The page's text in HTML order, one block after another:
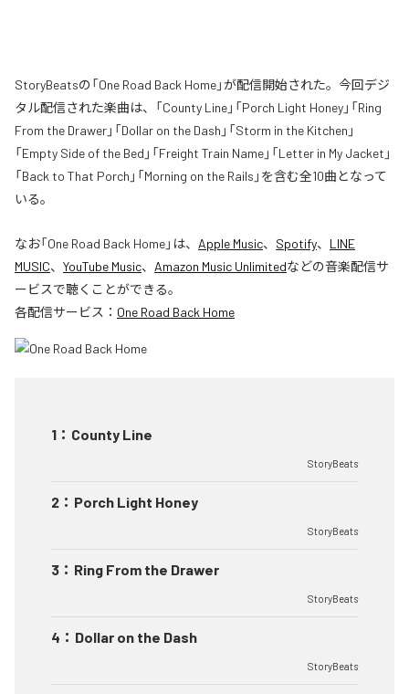
StoryBeatsの「One Road Back Home」が配信開始された。今回デジ
タル配信された楽曲は、「County Line」「Porch Light Honey」「Ring
From the Drawer」「Dollar on the Dash」「Storm in the Kitchen」
「Empty Side of the Bed」「Freight Train Name」「Letter in My Jacket」
「Back to That Porch」「Morning on the Rails」を含む全10曲となって
いる。
なお「One Road Back Home」は、 Apple Music、 Spotify、 LINE
MUSIC、 YouTube Music、 Amazon Music Unlimitedなどの音楽配信サ
ービスで聴くことができる。
各配信サービス： One Road Back Home
1 ： County Line
StoryBeats
2 ： Porch Light Honey
StoryBeats
3 ： Ring From the Drawer
StoryBeats
4 ： Dollar on the Dash
StoryBeats